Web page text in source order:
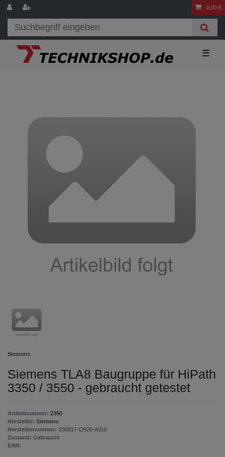
0,00 €
☰
Siemens
Siemens TLA8 Baugruppe für HiPath
3350 / 3550 - gebraucht getestet
Artikelnummer: 2350
Hersteller: Siemens
Herstellernummer: S30817-Q926-A316
Zustand: Gebraucht
EAN: